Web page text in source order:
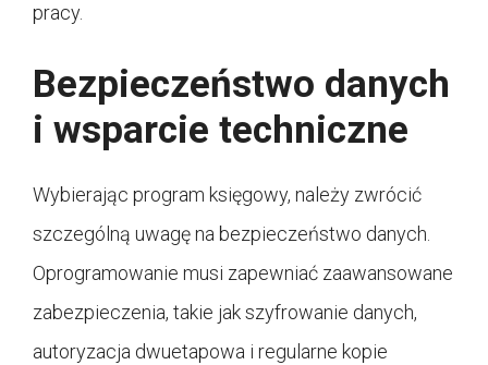
pracy.
Bezpieczeństwo danych
i wsparcie techniczne
Wybierając program księgowy, należy zwrócić
szczególną uwagę na bezpieczeństwo danych.
Oprogramowanie musi zapewniać zaawansowane
zabezpieczenia, takie jak szyfrowanie danych,
autoryzacja dwuetapowa i regularne kopie